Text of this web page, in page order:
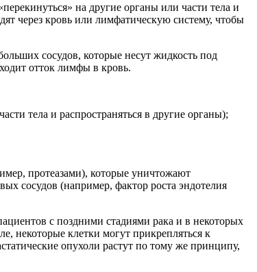
на другие органы или части тела и
через кровь или лимфатическую систему, чтобы
сосудов, которые несут жидкость под
отток лимфы в кровь.
тела и распространяться в другие органы);
протеазами), которые уничтожают
сосудов (например, фактор роста эндотелия
с поздними стадиями рака и в некоторых
некоторые клетки могут прикрепляться к
опухоли растут по тому же принципу,